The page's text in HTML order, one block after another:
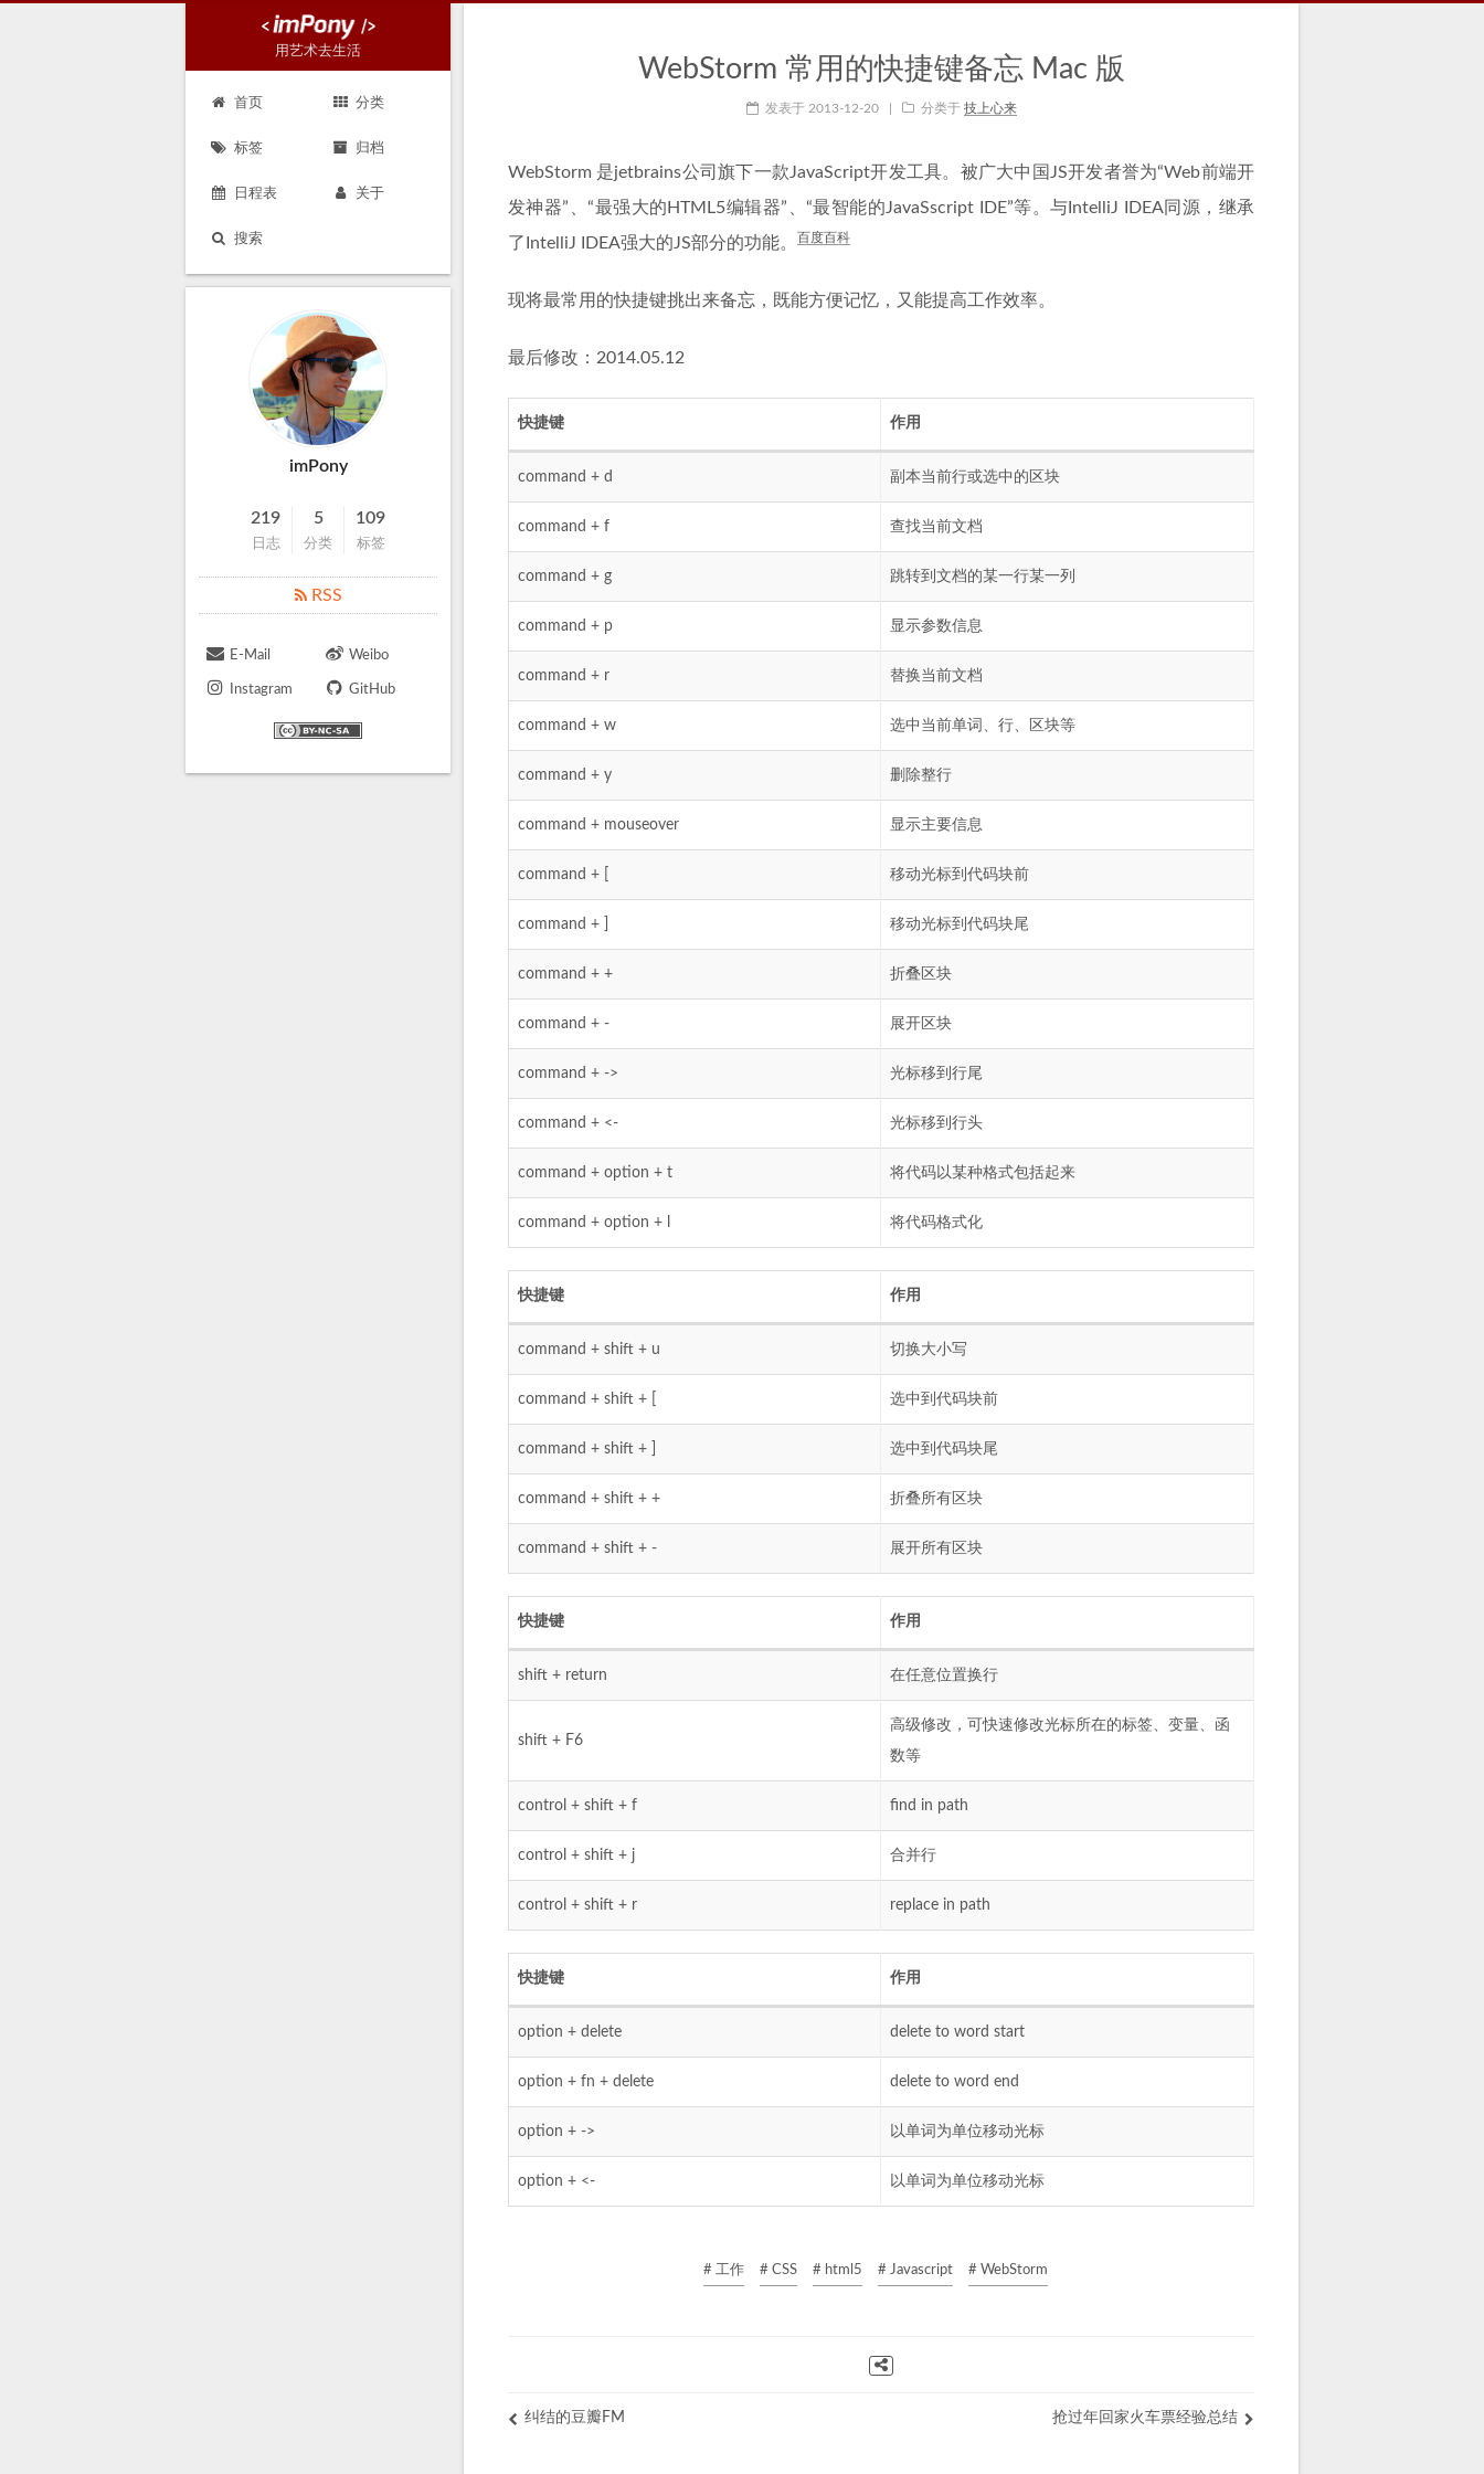
用艺术去生活
首页 分类
标签 归档
日程表 关于
搜索
WebStorm 常用的快捷键备忘 Mac 版
发表于 2013-12-20 分类于 技上心来
WebStorm 是jetbrains公司旗下一款JavaScript开发工具。被广大中国JS开发者誉为“Web前端开
发神器”、“最强大的HTML5编辑器”、“最智能的JavaSscript IDE”等。与IntelliJ IDEA同源，继承
了IntelliJ IDEA强大的JS部分的功能。
百度百科
现将最常用的快捷键挑出来备忘，既能方便记忆，又能提高工作效率。
最后修改：2014.05.12
快捷键 作用
command + d 副本当前行或选中的区块
command + f 查找当前文档
command + g 跳转到文档的某一行某一列
command + p 显示参数信息
command + r 替换当前文档
command + w 选中当前单词、行、区块等
command + y 删除整行
command + mouseover 显示主要信息
command + [ 移动光标到代码块前
command + ] 移动光标到代码块尾
command + + 折叠区块
command + - 展开区块
command + -> 光标移到行尾
command + <- 光标移到行头
command + option + t 将代码以某种格式包括起来
command + option + l 将代码格式化
快捷键 作用
command + shift + u 切换大小写
command + shift + [ 选中到代码块前
command + shift + ] 选中到代码块尾
command + shift + + 折叠所有区块
command + shift + - 展开所有区块
快捷键 作用
shift + return 在任意位置换行
shift + F6
高级修改，可快速修改光标所在的标签、变量、函
数等
control + shift + f find in path
control + shift + j 合并行
control + shift + r replace in path
快捷键 作用
option + delete delete to word start
option + fn + delete delete to word end
option + -> 以单词为单位移动光标
option + <- 以单词为单位移动光标
# 工作 # CSS # html5 # Javascript # WebStorm
纠结的豆瓣FM 抢过年回家火车票经验总结
imPony
219
日志
5
分类
109
标签
RSS
E-Mail Weibo
Instagram GitHub